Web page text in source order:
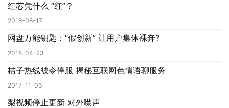
P
C
软
件
安
卓
红芯凭什么 “红”？
2018-08-17
网盘万能钥匙：“假创新” 让用户集体裸奔?
2018-04-23
桔子热线被令停服 揭秘互联网色情语聊服务
2017-11-06
梨视频停止更新 对外噤声